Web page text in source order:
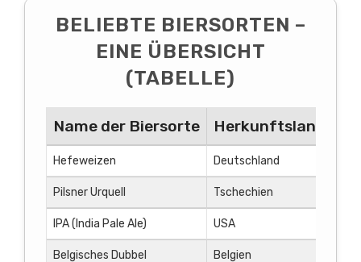
BELIEBTE BIERSORTEN –
EINE ÜBERSICHT
(TABELLE)
Name der Biersorte Herkunftsland
Hefeweizen Deutschland
Pilsner Urquell Tschechien
IPA (India Pale Ale) USA
Belgisches Dubbel Belgien